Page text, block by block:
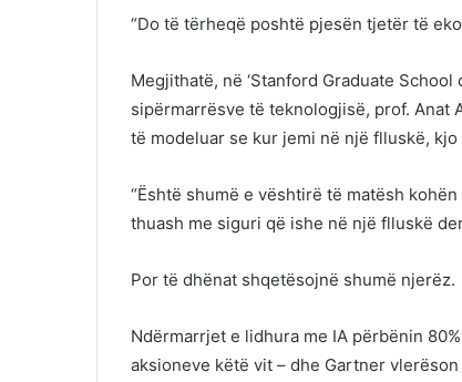
“Do të tërheqë poshtë pjesën tjetër të
Megjithatë, në ‘Stanford Graduate
sipërmarrësve të teknologjisë, prof. Anat
të modeluar se kur jemi në një flluskë,
“Është shumë e vështirë të matësh
thuash me siguri që ishe në një flluskë
Por të dhënat shqetësojnë shumë njerëz.
Ndërmarrjet e lidhura me IA përbënin
aksioneve këtë vit – dhe Gartner